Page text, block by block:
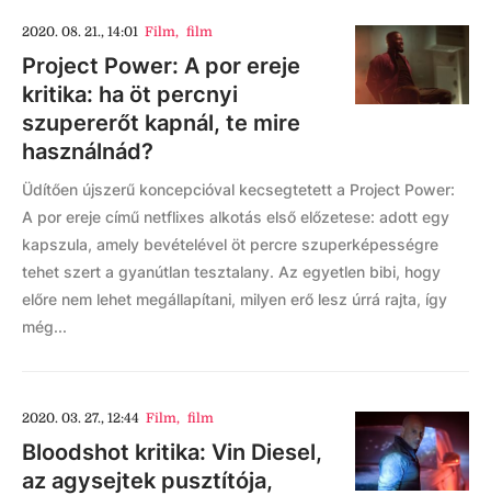
2020. 08. 21., 14:01 Film, film
Project Power: A por ereje
kritika: ha öt percnyi
szupererőt kapnál, te mire
használnád?
Üdítően újszerű koncepcióval kecsegtetett a Project Power:
A por ereje című netflixes alkotás első előzetese: adott egy
kapszula, amely bevételével öt percre szuperképességre
tehet szert a gyanútlan tesztalany. Az egyetlen bibi, hogy
előre nem lehet megállapítani, milyen erő lesz úrrá rajta, így
még...
2020. 03. 27., 12:44 Film, film
Bloodshot kritika: Vin Diesel,
az agysejtek pusztítója,